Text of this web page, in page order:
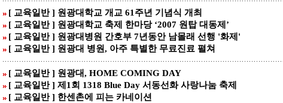
[ 교육일반 ] 원광대학교 개교 61주년 기념식 개최
[ 교육일반 ] 원광대학교 축제 한마당 ‘2007 원탑 대동제’
[ 교육일반 ] 원광대병원 간호부 7년동안 남몰래 선행 '화제'
[ 교육일반 ] 원광대 병원, 아주 특별한 무료진료 펼쳐
[ 교육일반 ] 원광대, HOME COMING DAY
[ 교육일반 ] 제1회 1318 Blue Day 서동선화 사랑나눔 축제
[ 교육일반 ] 한센촌에 피는 카네이션